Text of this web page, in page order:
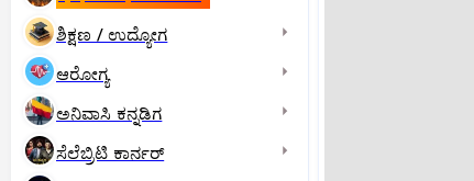
ಶಿಕ್ಷಣ / ಉದ್ಯೋಗ
ಆರೋಗ್ಯ
ಅನಿವಾಸಿ ಕನ್ನಡಿಗ
ಸೆಲೆಬ್ರಿಟಿ ಕಾರ್ನರ್‌